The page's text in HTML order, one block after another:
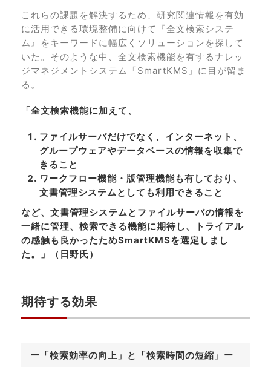
これらの課題を解決するため、研究関連情報を有効
に活用できる環境整備に向けて『全文検索システ
ム』をキーワードに幅広くソリューションを探して
いた。そのような中、全文検索機能を有するナレッ
ジマネジメントシステム「SmartKMS」に目が留ま
る。
「全文検索機能に加えて、
ファイルサーバだけでなく、インターネット、
グループウェアやデータベースの情報を収集で
きること
ワークフロー機能・版管理機能も有しており、
文書管理システムとしても利用できること
など、文書管理システムとファイルサーバの情報を
一緒に管理、検索できる機能に期待し、トライアル
の感触も良かったためSmartKMSを選定しまし
た。」（日野氏）
期待する効果
ー「検索効率の向上」と「検索時間の短縮」ー